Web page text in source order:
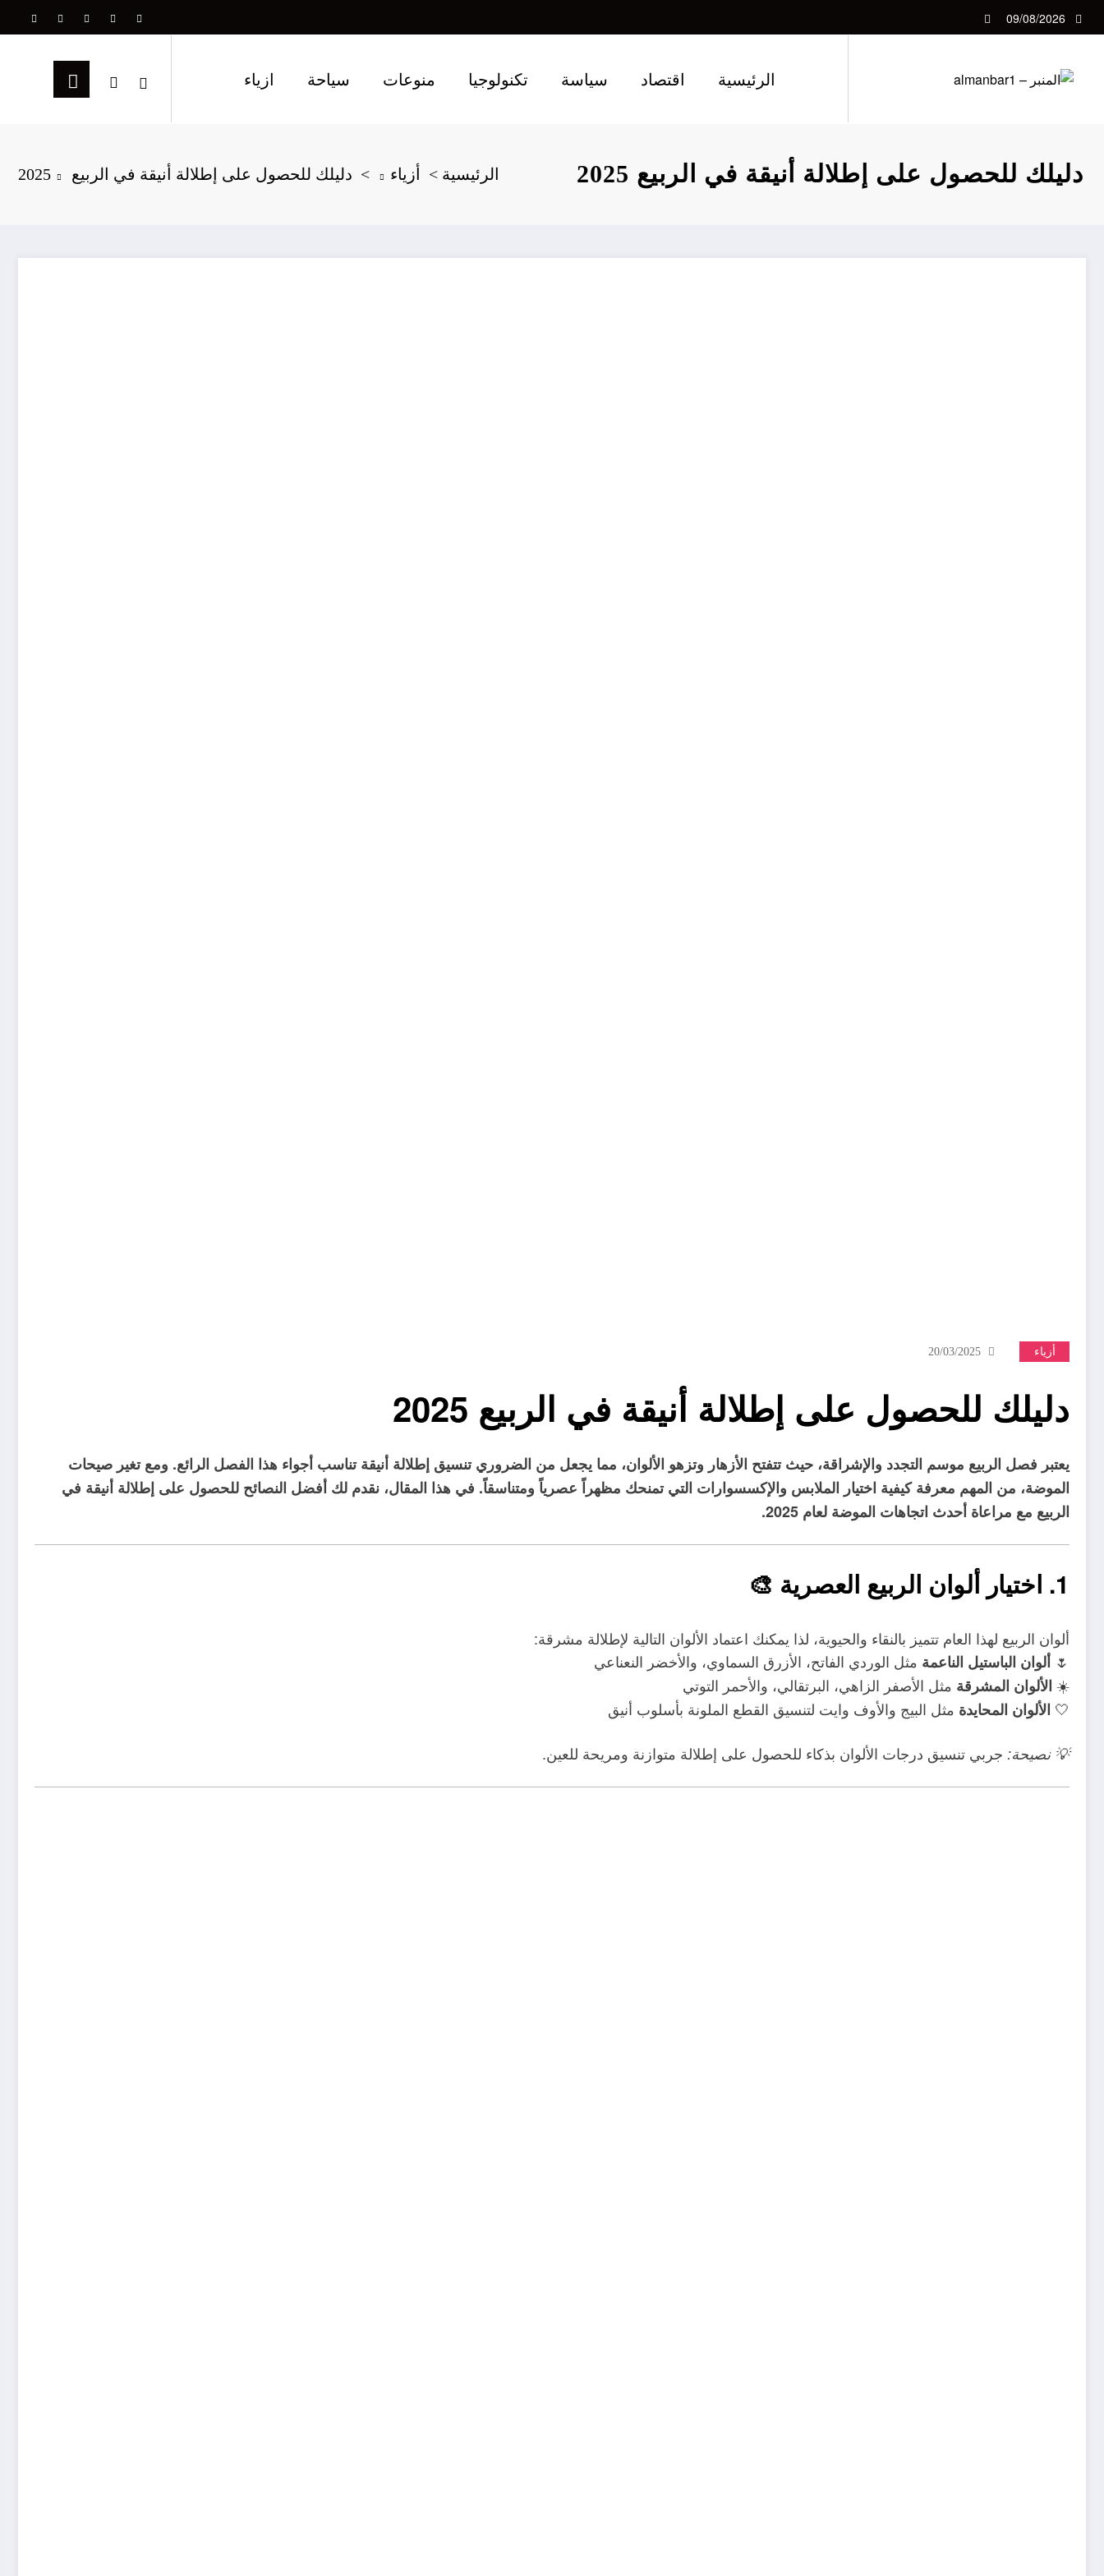
إلى
09/08/2026
الرئيسية اقتصاد سياسة تكنولوجيا منوعات سياحة ازياء
دليلك للحصول على إطلالة أنيقة في الربيع 2025 الرئيسية أزياء دليلك للحصول على إطلالة أنيقة في الربيع 2025
أزياء 20/03/2025
دليلك للحصول على إطلالة أنيقة في الربيع 2025
يعتبر فصل الربيع موسم التجدد والإشراقة، حيث تتفتح الأزهار وتزهو الألوان، مما يجعل من الضروري تنسيق إطلالة أنيقة تناسب أجواء هذا الفصل الرائع. ومع تغير صيحات
الموضة، من المهم معرفة كيفية اختيار الملابس والإكسسوارات التي تمنحك مظهراً عصرياً ومتناسقاً. في هذا المقال، نقدم لك أفضل النصائح للحصول على إطلالة أنيقة في
الربيع مع مراعاة أحدث اتجاهات الموضة لعام 2025.
1. اختيار ألوان الربيع العصرية 🎨
ألوان الربيع لهذا العام تتميز بالنقاء والحيوية، لذا يمكنك اعتماد الألوان التالية لإطلالة مشرقة:
🌷 ألوان الباستيل الناعمة مثل الوردي الفاتح، الأزرق السماوي، والأخضر النعناعي
☀️ الألوان المشرقة مثل الأصفر الزاهي، البرتقالي، والأحمر التوتي
🤍 الألوان المحايدة مثل البيج والأوف وايت لتنسيق القطع الملونة بأسلوب أنيق
💡 نصيحة: جربي تنسيق درجات الألوان بذكاء للحصول على إطلالة متوازنة ومريحة للعين.